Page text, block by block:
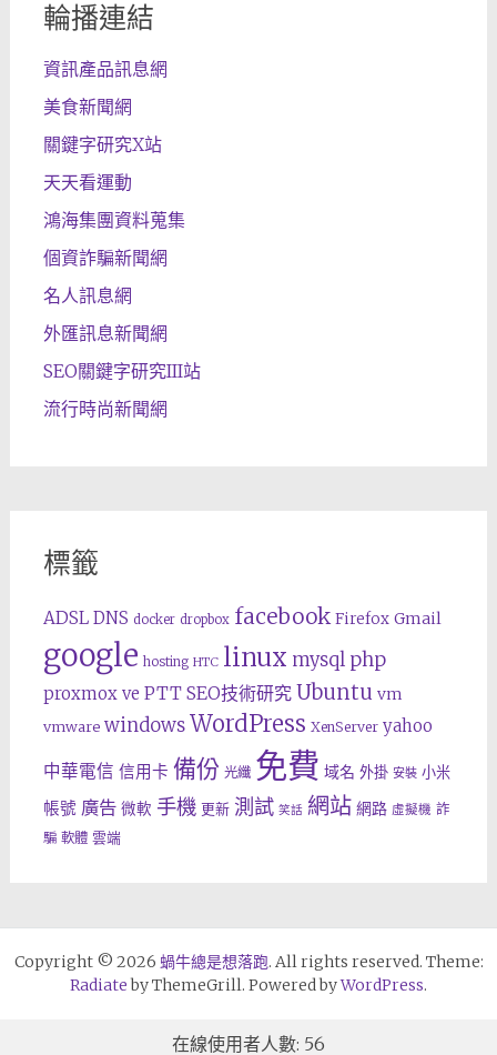
輪播連結
資訊產品訊息網
美食新聞網
關鍵字研究X站
天天看運動
鴻海集團資料蒐集
個資詐騙新聞網
名人訊息網
外匯訊息新聞網
SEO關鍵字研究III站
流行時尚新聞網
標籤
ADSL DNS docker dropbox facebook Firefox Gmail
google hosting HTC linux mysql php
proxmox ve PTT SEO技術研究 Ubuntu vm
vmware windows WordPress XenServer yahoo
中華電信 信用卡 備份 光纖 免費 域名 外掛 安裝 小米
帳號 廣告 微軟 手機 更新 測試 笑話 網站 網路 虛擬機 詐
騙 軟體 雲端
Copyright © 2026 蝸牛總是想落跑. All rights reserved. Theme:
Radiateby ThemeGrill. Powered byWordPress.
在線使用者人數: 56